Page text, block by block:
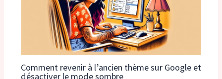
Comment revenir à l’ancien thème sur Google et
désactiver le mode sombre